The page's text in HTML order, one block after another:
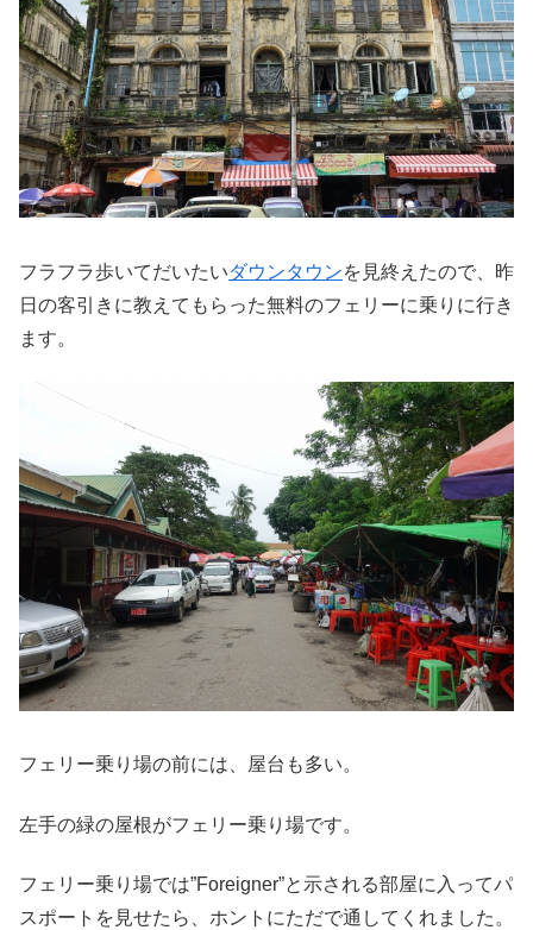
フラフラ歩いてだいたいダウンタウンを見終えたので、昨
日の客引きに教えてもらった無料のフェリーに乗りに行き
ます。
フェリー乗り場の前には、屋台も多い。
左手の緑の屋根がフェリー乗り場です。
フェリー乗り場では”Foreigner”と示される部屋に入ってパ
スポートを見せたら、ホントにただで通してくれました。